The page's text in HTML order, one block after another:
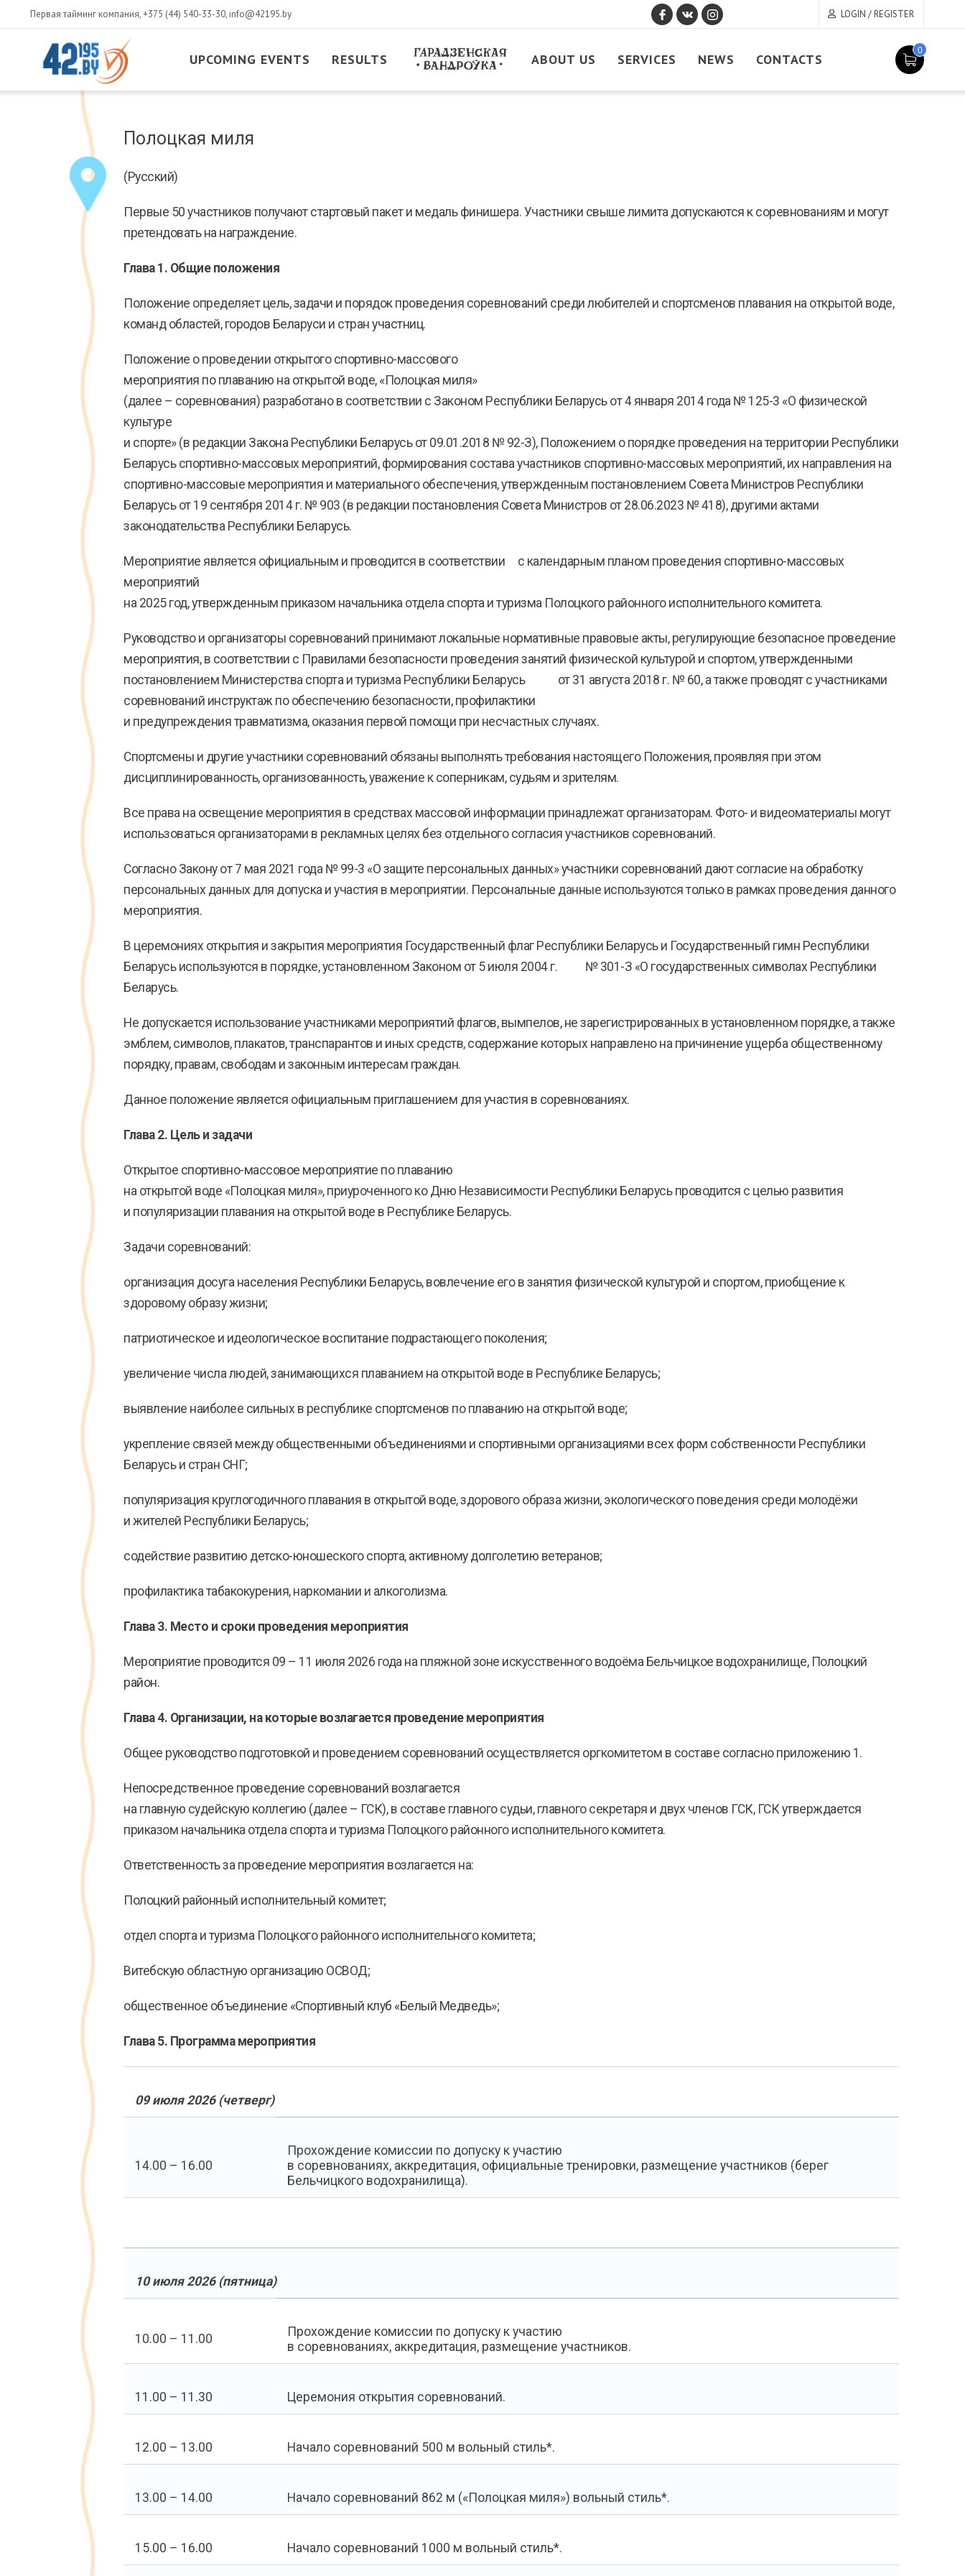
Первая тайминг компания,+375 (44) 540-33-30, info@42195.by LOGIN / REGISTER
UPCOMING EVENTS RESULTS ABOUT US SERVICES NEWS CONTACTS
0
CONTENT
14,
Полоцкая миля
(Русский)
Первые 50 участников получают стартовый пакет и медаль финишера. Участники свыше лимита допускаются к соревнованиям и могут
претендовать на награждение.
Глава 1. Общие положения
Положение определяет цель, задачи и порядок проведения соревнований среди любителей и спортсменов плавания на открытой воде,
команд областей, городов Беларуси и стран участниц.
Положение о проведении открытого спортивно-массового
мероприятия по плаванию на открытой воде, «Полоцкая миля»
(далее – соревнования) разработано в соответствии с Законом Республики Беларусь от 4 января 2014 года № 125-3 «О физической
культуре
и спорте» (в редакции Закона Республики Беларусь от 09.01.2018 № 92-З), Положением о порядке проведения на территории Республики
Беларусь спортивно-массовых мероприятий, формирования состава участников спортивно-массовых мероприятий, их направления на
спортивно-массовые мероприятия и материального обеспечения, утвержденным постановлением Совета Министров Республики
Беларусь от 19 сентября 2014 г. № 903 (в редакции постановления Совета Министров от 28.06.2023 № 418), другими актами
законодательства Республики Беларусь.
Мероприятие является официальным и проводится в соответствии с календарным планом проведения спортивно-массовых
мероприятий
на 2025 год, утвержденным приказом начальника отдела спорта и туризма Полоцкого районного исполнительного комитета.
Руководство и организаторы соревнований принимают локальные нормативные правовые акты, регулирующие безопасное проведение
мероприятия, в соответствии с Правилами безопасности проведения занятий физической культурой и спортом, утвержденными
постановлением Министерства спорта и туризма Республики Беларусь от 31 августа 2018 г. № 60, а также проводят с участниками
соревнований инструктаж по обеспечению безопасности, профилактики
и предупреждения травматизма, оказания первой помощи при несчастных случаях.
Спортсмены и другие участники соревнований обязаны выполнять требования настоящего Положения, проявляя при этом
дисциплинированность, организованность, уважение к соперникам, судьям и зрителям.
Все права на освещение мероприятия в средствах массовой информации принадлежат организаторам. Фото- и видеоматериалы могут
использоваться организаторами в рекламных целях без отдельного согласия участников соревнований.
Согласно Закону от 7 мая 2021 года № 99-3 «О защите персональных данных» участники соревнований дают согласие на обработку
персональных данных для допуска и участия в мероприятии. Персональные данные используются только в рамках проведения данного
мероприятия.
В церемониях открытия и закрытия мероприятия Государственный флаг Республики Беларусь и Государственный гимн Республики
Беларусь используются в порядке, установленном Законом от 5 июля 2004 г. № 301-З «О государственных символах Республики
Беларусь.
Не допускается использование участниками мероприятий флагов, вымпелов, не зарегистрированных в установленном порядке, а также
эмблем, символов, плакатов, транспарантов и иных средств, содержание которых направлено на причинение ущерба общественному
порядку, правам, свободам и законным интересам граждан.
Данное положение является официальным приглашением для участия в соревнованиях.
Глава 2. Цель и задачи
Открытое спортивно-массовое мероприятие по плаванию
на открытой воде «Полоцкая миля», приуроченного ко Дню Независимости Республики Беларусь проводится с целью развития
и популяризации плавания на открытой воде в Республике Беларусь.
Задачи соревнований:
организация досуга населения Республики Беларусь, вовлечение его в занятия физической культурой и спортом, приобщение к
здоровому образу жизни;
патриотическое и идеологическое воспитание подрастающего поколения;
увеличение числа людей, занимающихся плаванием на открытой воде в Республике Беларусь;
выявление наиболее сильных в республике спортсменов по плаванию на открытой воде;
укрепление связей между общественными объединениями и спортивными организациями всех форм собственности Республики
Беларусь и стран СНГ;
популяризация круглогодичного плавания в открытой воде, здорового образа жизни, экологического поведения среди молодёжи
и жителей Республики Беларусь;
содействие развитию детско-юношеского спорта, активному долголетию ветеранов;
профилактика табакокурения, наркомании и алкоголизма.
Глава 3. Место и сроки проведения мероприятия
Мероприятие проводится 09 – 11 июля 2026 года на пляжной зоне искусственного водоёма Бельчицкое водохранилище, Полоцкий
район.
Глава 4. Организации, на которые возлагается проведение мероприятия
Общее руководство подготовкой и проведением соревнований осуществляется оргкомитетом в составе согласно приложению 1.
Непосредственное проведение соревнований возлагается
на главную судейскую коллегию (далее – ГСК), в составе главного судьи, главного секретаря и двух членов ГСК, ГСК утверждается
приказом начальника отдела спорта и туризма Полоцкого районного исполнительного комитета.
Ответственность за проведение мероприятия возлагается на:
Полоцкий районный исполнительный комитет;
отдел спорта и туризма Полоцкого районного исполнительного комитета;
Витебскую областную организацию ОСВОД;
общественное объединение «Спортивный клуб «Белый Медведь»;
Глава 5. Программа мероприятия
09 июля 2026 (четверг)
14.00 – 16.00
Прохождение комиссии по допуску к участию
в соревнованиях, аккредитация, официальные тренировки, размещение участников (берег
Бельчицкого водохранилища).
10 июля 2026 (пятница)
10.00 – 11.00
Прохождение комиссии по допуску к участию
в соревнованиях, аккредитация, размещение участников.
11.00 – 11.30 Церемония открытия соревнований.
12.00 – 13.00 Начало соревнований 500 м вольный стиль*.
13.00 – 14.00 Начало соревнований 862 м («Полоцкая миля») вольный стиль*.
15.00 – 16.00 Начало соревнований 1000 м вольный стиль*.